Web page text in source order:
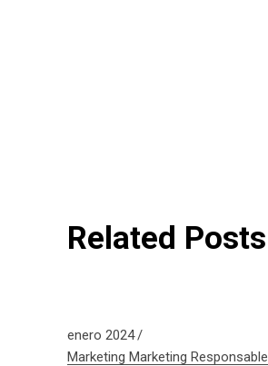
Related Posts
enero 2024
Marketing Marketing Responsable